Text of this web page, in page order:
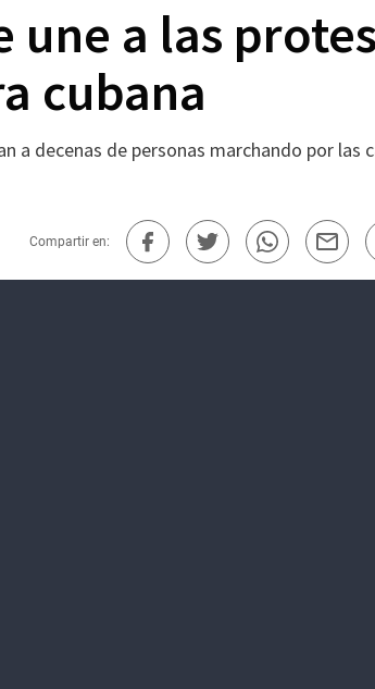
une a las
cubana
a decenas de personas marchando por
Compartir en: